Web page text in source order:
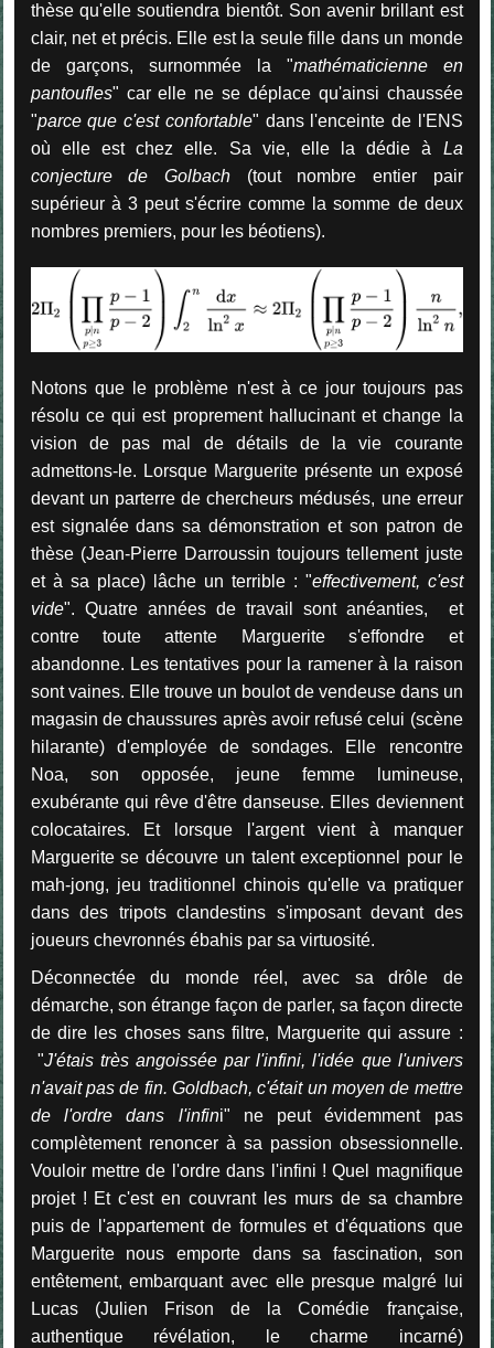
thèse qu'elle soutiendra bientôt. Son avenir brillant est
clair, net et précis. Elle est la seule fille dans un monde
de garçons, surnommée la "mathématicienne en
pantoufles" car elle ne se déplace qu'ainsi chaussée
"parce que c'est confortable" dans l'enceinte de l'ENS
où elle est chez elle. Sa vie, elle la dédie à La
conjecture de Golbach (tout nombre entier pair
supérieur à 3 peut s'écrire comme la somme de deux
nombres premiers, pour les béotiens).
Notons que le problème n'est à ce jour toujours pas
résolu ce qui est proprement hallucinant et change la
vision de pas mal de détails de la vie courante
admettons-le. Lorsque Marguerite présente un exposé
devant un parterre de chercheurs médusés, une erreur
est signalée dans sa démonstration et son patron de
thèse (Jean-Pierre Darroussin toujours tellement juste
et à sa place) lâche un terrible : "effectivement, c'est
vide". Quatre années de travail sont anéanties, et
contre toute attente Marguerite s'effondre et
abandonne. Les tentatives pour la ramener à la raison
sont vaines. Elle trouve un boulot de vendeuse dans un
magasin de chaussures après avoir refusé celui (scène
hilarante) d'employée de sondages. Elle rencontre
Noa, son opposée, jeune femme lumineuse,
exubérante qui rêve d'être danseuse. Elles deviennent
colocataires. Et lorsque l'argent vient à manquer
Marguerite se découvre un talent exceptionnel pour le
mah-jong, jeu traditionnel chinois qu'elle va pratiquer
dans des tripots clandestins s'imposant devant des
joueurs chevronnés ébahis par sa virtuosité.
Déconnectée du monde réel, avec sa drôle de
démarche, son étrange façon de parler, sa façon directe
de dire les choses sans filtre, Marguerite qui assure :
"J'étais très angoissée par l'infini, l'idée que l'univers
n'avait pas de fin. Goldbach, c'était un moyen de mettre
de l'ordre dans l'infini" ne peut évidemment pas
complètement renoncer à sa passion obsessionnelle.
Vouloir mettre de l'ordre dans l'infini ! Quel magnifique
projet ! Et c'est en couvrant les murs de sa chambre
puis de l'appartement de formules et d'équations que
Marguerite nous emporte dans sa fascination, son
entêtement, embarquant avec elle presque malgré lui
Lucas (Julien Frison de la Comédie française,
authentique révélation, le charme incarné)